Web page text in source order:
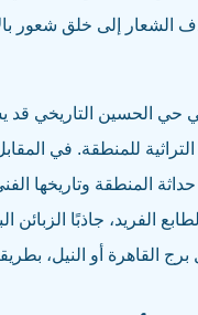
إلى خلق شعور
حي الحسين التاريخي قد
التراثية للمنطقة. في
المنطقة وتاريخها
الفريد، جاذبًا
القاهرة أو النيل،